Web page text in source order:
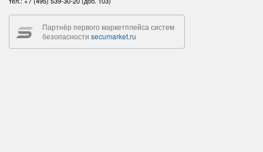
Партнёр первого маркетплейса систем
безопасности secumarket.ru